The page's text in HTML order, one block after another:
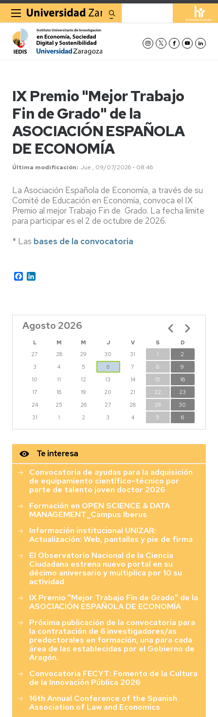
IX Premio "Mejor Trabajo
Fin de Grado" de la
ASOCIACIÓN ESPAÑOLA
DE ECONOMÍA
Última modificación Jue , 09/07/2026 - 08:46
La Asociación Española de Economía, a través de su
Comité de Educación en Economía, convoca el IX
Premio al mejor Trabajo Fin de Grado. La fecha límite
para participar es el 2 de octubre de 2026.
* Las bases de la convocatoria
Facebook
Agosto 2026
L M M J V S
D
27
28 29 30 31 1
2
3
4 5 6 7 8
9
10
11 12 13 14 15
16
17
18 19 20 21 22
23
24
25 26 27 28 29
30
31
1 2 3 4 5 6
Paginación
Te interesa
Convocatoria de ayudas para la adquisición
de equipamiento científico-técnico por
parte de talento joven doctor 2026
Formación en OPEN SCIENCE & DATA
MANAGEMENT_Campus Iberus
Información institucional UNIZAR:
Actualización: Web, pantallas y pie de firma
El Observatorio Nacional de la Ciencia
Ciudadana estrena nuevo portal en su
décimo aniversario y multiplica por 10 su
actividad
IX Premio "Mejor Trabajo Fin de Grado" de la
ASOCIACIÓN ESPAÑOLA DE ECONOMÍA
Próxima publicación de la convocatoria para
la contratación de 6 investigadores/as
predoctorales en formación, una para cada
área de las establecidas por el Gobierno de
Aragón.
Convocatoria FECYT: Fomento de la Cultura
de la Innovación Pública 2026
16th Annual Conference of the Spanish
Association of Law and Economics